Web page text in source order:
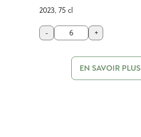
2023, 75 cl
- +
EN SAVOIR PLUS